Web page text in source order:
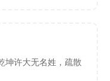
坤许大无名姓，疏散